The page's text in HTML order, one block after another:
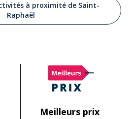
à proximité de Saint-
Raphaël
Meilleurs prix